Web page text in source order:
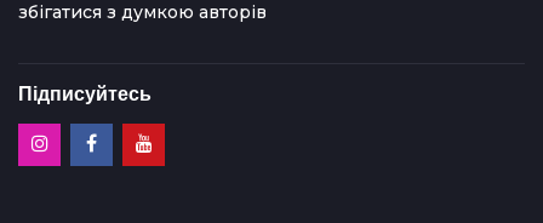
збiгатися з думкою авторiв
Підписуйтесь